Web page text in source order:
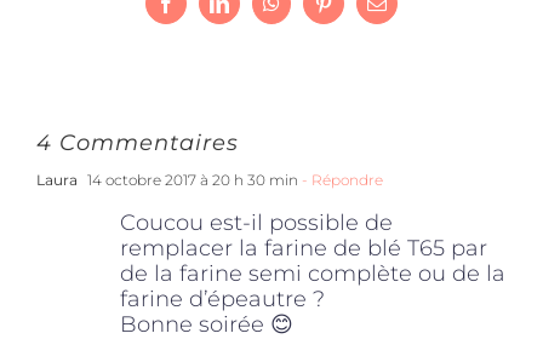
FacebookLinkedInWhatsAppPinterestEmail
4 Commentaires
Laura 14 octobre 2017 à 20 h 30 min - Répondre
Coucou est-il possible de
remplacer la farine de blé T65 par
de la farine semi complète ou de la
farine d’épeautre ?
Bonne soirée 😊